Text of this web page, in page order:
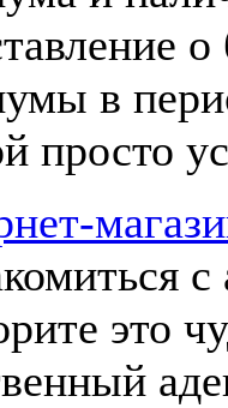
в
просто
это